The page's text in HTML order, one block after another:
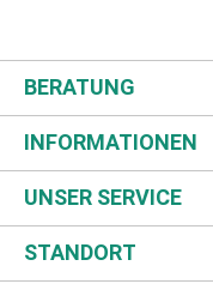
BERATUNG
INFORMATIONEN
UNSER SERVICE
STANDORT